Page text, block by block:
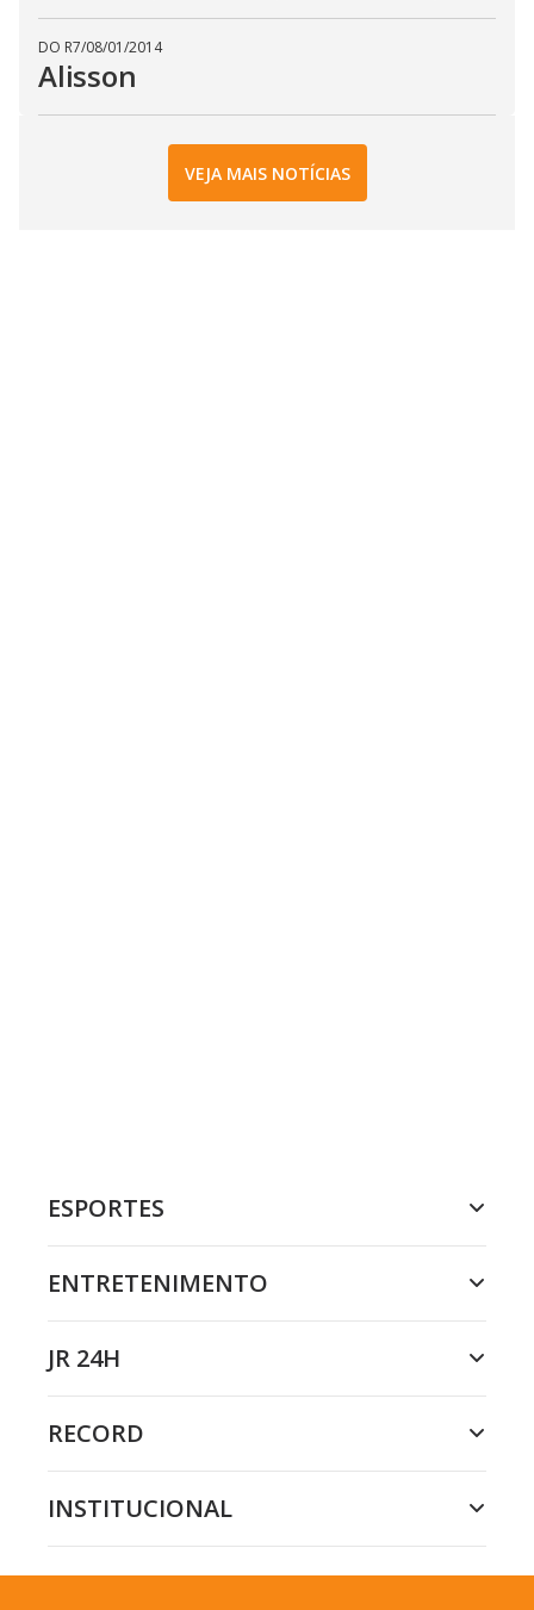
DO R7/08/01/2014
Alisson
VEJA MAIS NOTÍCIAS
ESPORTES
ENTRETENIMENTO
JR 24H
RECORD
INSTITUCIONAL